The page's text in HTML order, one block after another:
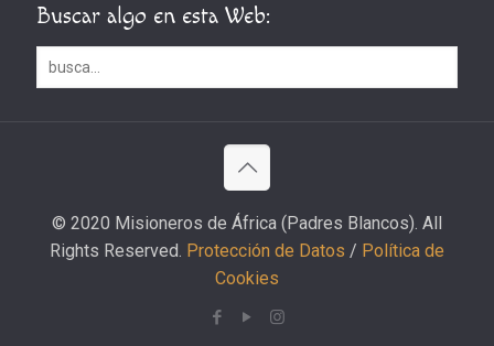
Buscar algo en esta Web:
© 2020 Misioneros de África (Padres Blancos). All
Rights Reserved. Protección de Datos / Política de
Cookies